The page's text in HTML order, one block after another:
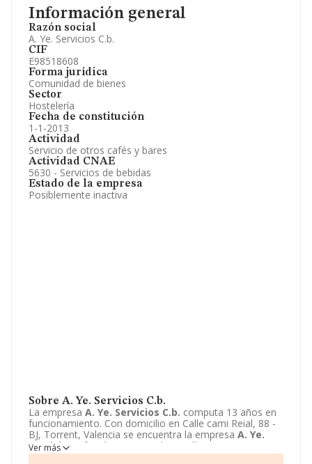
Información general
Razón social
A. Ye. Servicios C.b.
CIF
E98518608
Forma jurídica
Comunidad de bienes
Sector
Hostelería
Fecha de constitución
1-1-2013
Actividad
Servicio de otros cafés y bares
Actividad CNAE
5630 - Servicios de bebidas
Estado de la empresa
Posiblemente inactiva
Sobre A. Ye. Servicios C.b.
La empresa A. Ye. Servicios C.b. computa 13 años en
funcionamiento. Con domicilio en Calle cami Reial, 88 -
BJ, Torrent, Valencia se encuentra la empresa A. Ye.
Servicios C.b.
. El CNAE que desarrolla es 5630 -
Servicios de bebidas.A. Ye. Servicios C.b.está definida
Ver más
Información oficial y registral complementaria.